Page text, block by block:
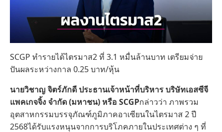
SCGP ทำรายได้ไตรมาส2 ที่ 3.1 หมื่นล้านบาท เตรียมจ่าย
ปันผลระหว่างกาล 0.25 บาท/หุ้น
นายวิชาญ จิตร์ภักดี ประธานเจ้าหน้าที่บริหาร บริษัทเอสซีจี
แพคเกจจิ้ง จำกัด (มหาชน) หรือ SCGPกล่าวว่า ภาพรวม
อุตสาหกรรมบรรจุภัณฑ์ภูมิภาคอาเซียนในไตรมาส 2 ปี
2568ได้รับแรงหนุนจากการบริโภคภายในประเทศต่าง ๆ ที่